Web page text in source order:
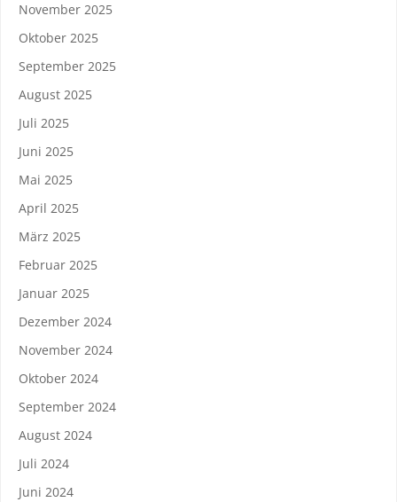
November 2025
Oktober 2025
September 2025
August 2025
Juli 2025
Juni 2025
Mai 2025
April 2025
März 2025
Februar 2025
Januar 2025
Dezember 2024
November 2024
Oktober 2024
September 2024
August 2024
Juli 2024
Juni 2024